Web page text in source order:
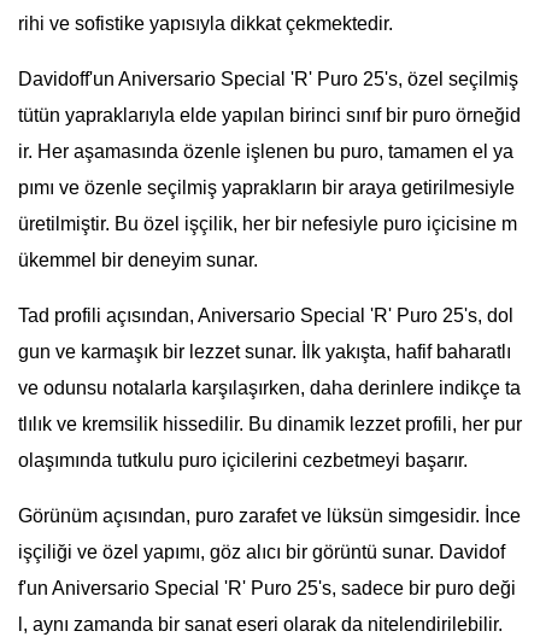
rihi ve sofistike yapısıyla dikkat çekmektedir.
Davidoff'un Aniversario Special 'R' Puro 25's, özel seçilmiş
tütün yapraklarıyla elde yapılan birinci sınıf bir puro örneğid
ir. Her aşamasında özenle işlenen bu puro, tamamen el ya
pımı ve özenle seçilmiş yaprakların bir araya getirilmesiyle
üretilmiştir. Bu özel işçilik, her bir nefesiyle puro içicisine m
ükemmel bir deneyim sunar.
Tad profili açısından, Aniversario Special 'R' Puro 25's, dol
gun ve karmaşık bir lezzet sunar. İlk yakışta, hafif baharatlı
ve odunsu notalarla karşılaşırken, daha derinlere indikçe ta
tlılık ve kremsilik hissedilir. Bu dinamik lezzet profili, her pur
olaşımında tutkulu puro içicilerini cezbetmeyi başarır.
Görünüm açısından, puro zarafet ve lüksün simgesidir. İnce
işçiliği ve özel yapımı, göz alıcı bir görüntü sunar. Davidof
f'un Aniversario Special 'R' Puro 25's, sadece bir puro deği
l, aynı zamanda bir sanat eseri olarak da nitelendirilebilir.